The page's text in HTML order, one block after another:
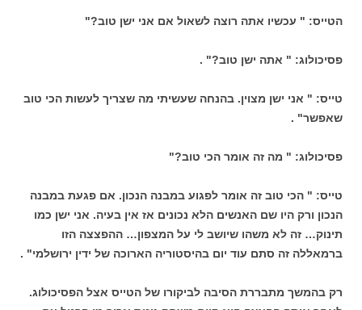
הטייס: " עכשיו אתה רוצה לשאול אם אני ישן טוב?"
פסיכולוג: " אתה ישן טוב?" .
טייס: " אני ישן מצוין. בהנחה שעשיתי מה שצריך לעשות הכי טוב
שאפשר" .
פסיכולוג: " מה זה אומר הכי טוב?"
טייס: " הכי טוב זה אומר לפגוע במבנה הנכון. אם פגעת במבנה
הנכון ורק היו שם האנשים הלא נכונים אז אין בעיה. אני ישן כמו
תינוק… זה לא משהו שיושב לי על המצפון… ההפצצה הזו
ברמאללה זה סתם עוד יום בהיסטוריה הארוכה של ידין ירושלמי" .
רק בהמשך מתבררת הסיבה לביקורו של הטייס אצל הפסיכולוג.